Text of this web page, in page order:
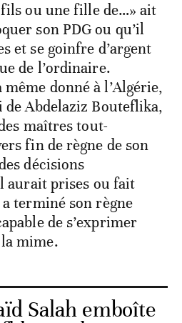
ou une fille de…» ait
son PDG ou qu’il
et se goinfre d’argent
de l’ordinaire.
donné à l’Algérie,
Abdelaziz Bouteflika,
maîtres tout-
fin de règne de son
décisions
aurait prises ou fait
terminé son règne
de s’exprimer
mime.
Salah emboîte